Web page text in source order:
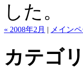
した。
« 2008年2月 | メイン
カテゴリ